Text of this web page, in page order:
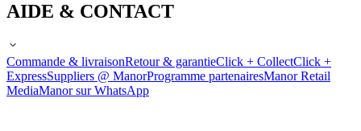
AIDE & CONTACT
Commande & livraisonRetour & garantieClick + CollectClick +
ExpressSuppliers @ ManorProgramme partenairesManor Retail
MediaManor sur WhatsApp